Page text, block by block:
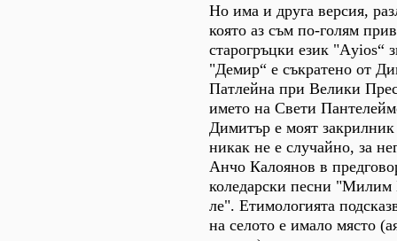
Но има и друга версия,
която аз съм по-голям
старогръцки език "Аyios“
"Демир“ е съкратено от
Патлейна при Велики
името на Свети
Димитър е моят
никак не е случайно, за
Анчо Калоянов в
коледарски песни "Милим
ле". Етимологията
на селото е имало място